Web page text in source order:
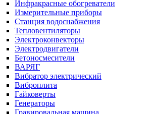
Инфракрасные обогреватели
Измерительные приборы
Станция водоснабжения
Тепловентиляторы
Электроконвекторы
Электродвигатели
Бетоносмесители
ВАРЯГ
Вибратор электрический
Виброплита
Гайковерты
Генераторы
Гравировальная машина